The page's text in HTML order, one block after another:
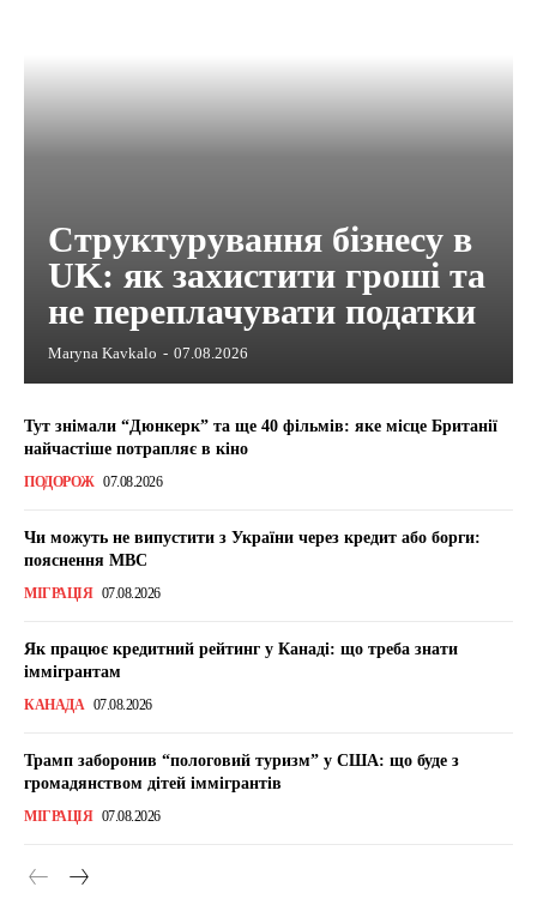
Структурування бізнесу в
UK: як захистити гроші та
не переплачувати податки
Maryna Kavkalo - 07.08.2026
Тут знімали “Дюнкерк” та ще 40 фільмів: яке місце Британії
найчастіше потрапляє в кіно
ПОДОРОЖ 07.08.2026
Чи можуть не випустити з України через кредит або борги:
пояснення МВС
МІГРАЦІЯ 07.08.2026
Як працює кредитний рейтинг у Канаді: що треба знати
іммігрантам
КАНАДА 07.08.2026
Трамп заборонив “пологовий туризм” у США: що буде з
громадянством дітей іммігрантів
МІГРАЦІЯ 07.08.2026